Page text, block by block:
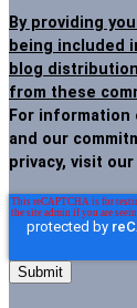
By providing
being included
blog
from these
For information
and our
privacy, visit our